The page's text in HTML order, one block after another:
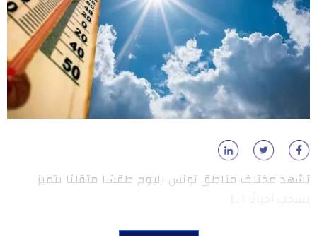
تشهد مختلف مناطق تونس اليوم طقسًا متقلبًا يتميز